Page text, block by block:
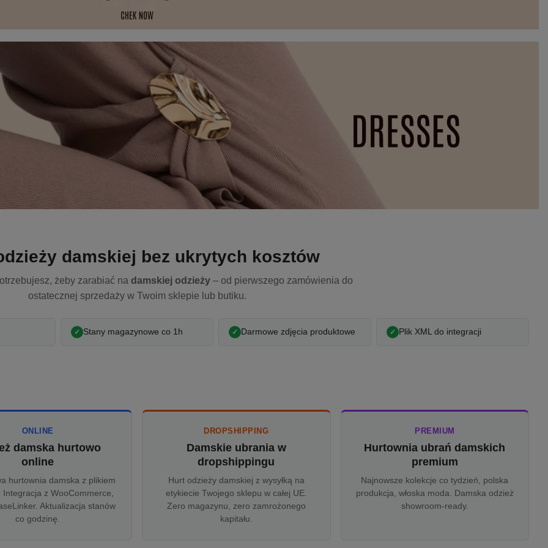
damskiej bez ukrytych kosztów
żeby zarabiać na damskiej odzieży – od pierwszego zamówienia do
ostatecznej sprzedaży w Twoim sklepie lub butiku.
Stany magazynowe co 1h Darmowe zdjęcia produktowe Plik XML do integracji
ONLINE
damska hurtowo
online
hurtownia damska z plikiem
Integracja z WooCommerce,
Aktualizacja stanów
co godzinę.
DROPSHIPPING
Damskie ubrania w
dropshippingu
Hurt odzieży damskiej z wysyłką na
etykiecie Twojego sklepu w całej UE.
Zero magazynu, zero zamrożonego
kapitału.
PREMIUM
Hurtownia ubrań damskich
premium
Najnowsze kolekcje co tydzień, polska
produkcja, włoska moda. Damska odzież
showroom-ready.